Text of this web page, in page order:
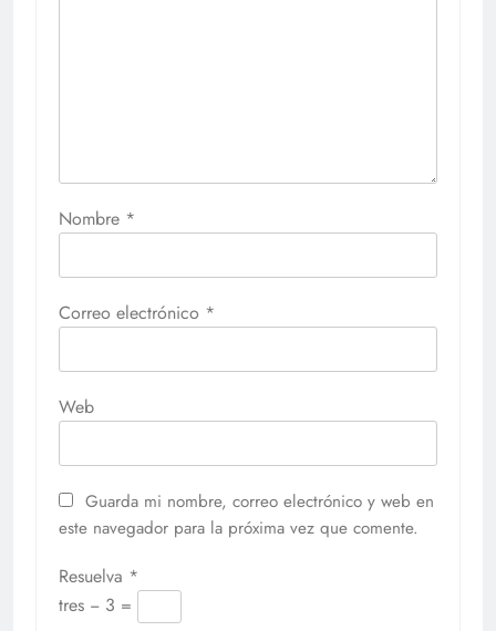
Nombre *
Correo electrónico *
Web
Guarda mi nombre, correo electrónico y web en
este navegador para la próxima vez que comente.
Resuelva *
tres − 3 =